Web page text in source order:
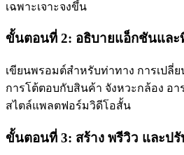
เฉพาะเจาะจงขึ้น
ขั้นตอนที่ 2: อธิบายแอ็กชันและ
เขียนพรอมต์สำหรับท่าทาง การเปลี่
การโต้ตอบกับสินค้า จังหวะกล้อง อ
สไตล์แพลตฟอร์มวิดีโอสั้น
ขั้นตอนที่ 3: สร้าง พรีวิว และปรั